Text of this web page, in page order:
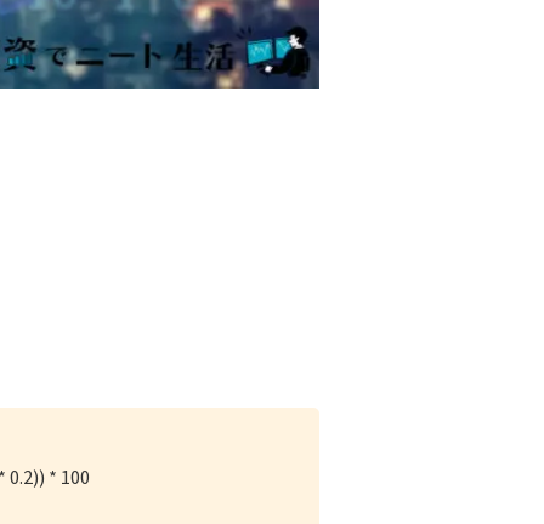
0.2)) * 100